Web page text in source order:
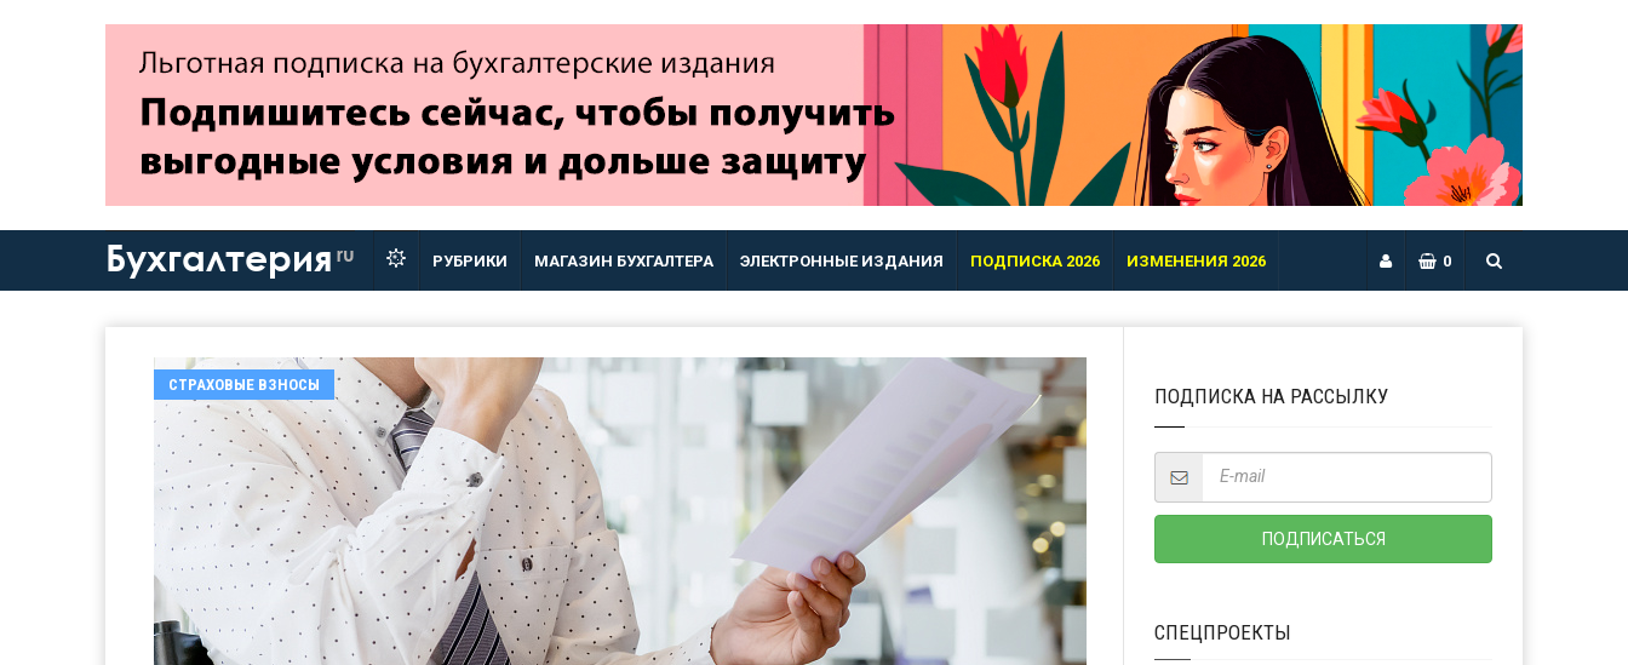
Бухгалтерия ru РУБРИКИ МАГАЗИН БУХГАЛТЕРА ЭЛЕКТРОННЫЕ ИЗДАНИЯ ПОДПИСКА 2026 ИЗМЕНЕНИЯ 2026 0
СТРАХОВЫЕ ВЗНОСЫ ПОДПИСКА НА РАССЫЛКУ
СПЕЦПРОЕКТЫ